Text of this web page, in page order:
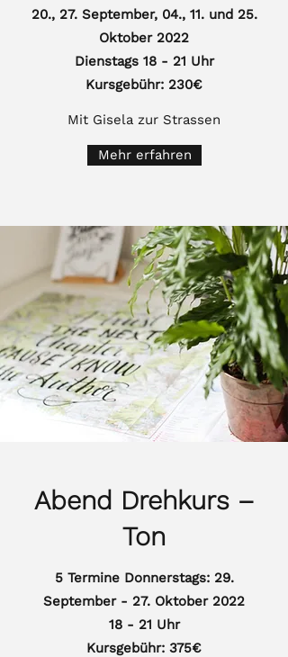
20., 27. September, 04., 11. und 25.
Oktober 2022
Dienstags 18 - 21 Uhr
Kursgebühr: 230€
Mit Gisela zur Strassen
Mehr erfahren
Abend Drehkurs –
Ton
5 Termine Donnerstags: 29.
September - 27. Oktober 2022
18 - 21 Uhr
Kursgebühr: 375€